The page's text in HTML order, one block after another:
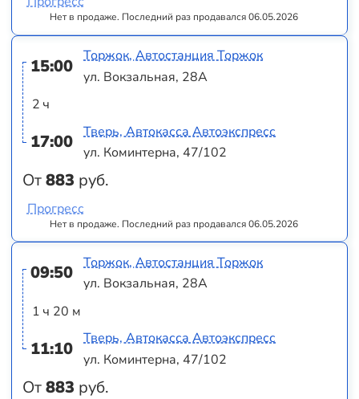
Нет в продаже. Последний раз продавался 06.05.2026
15:00
2 ч
17:00
От883 руб.
Торжок, Автостанция Торжок
ул. Вокзальная, 28А
Тверь, Автокасса Автоэкспресс
ул. Коминтерна, 47/102
Нет в продаже. Последний раз продавался 06.05.2026
Прогресс
09:50
1 ч 20 м
11:10
От883 руб.
Торжок, Автостанция Торжок
ул. Вокзальная, 28А
Тверь, Автокасса Автоэкспресс
ул. Коминтерна, 47/102